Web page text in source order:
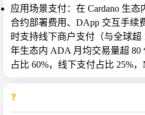
应用场景支付：在 Cardano 生
合约部署费用、DApp 交互手续
时支持线下商户支付（与全球超
年生态内 ADA 月均交易量超 80
占比 60%，线下支付占比 25%，
❓